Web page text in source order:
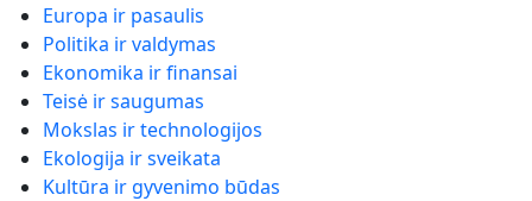
Europa ir pasaulis
Politika ir valdymas
Ekonomika ir finansai
Teisė ir saugumas
Mokslas ir technologijos
Ekologija ir sveikata
Kultūra ir gyvenimo būdas